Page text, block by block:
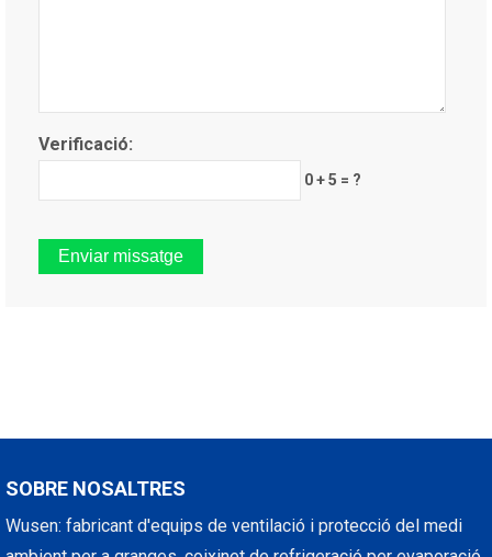
Verificació:
0 + 5 = ?
SOBRE NOSALTRES
Wusen: fabricant d'equips de ventilació i protecció del medi